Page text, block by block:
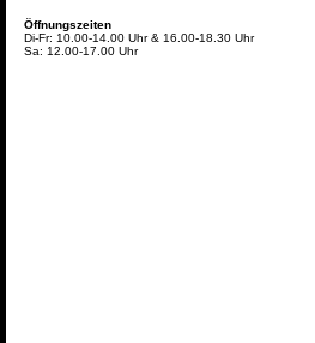
Öffnungszeiten
Di-Fr: 10.00-14.00 Uhr & 16.00-18.30 Uhr
Sa: 12.00-17.00 Uhr